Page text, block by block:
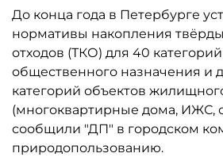
До конца года в Петербурге
нормативы накопления
отходов (ТКО) для 40
общественного назначения и
категорий объектов
(многоквартирные дома, ИЖС,
сообщили "ДП" в городском
природопользованию.